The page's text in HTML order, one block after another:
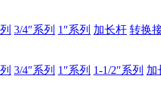
3/4″系列 1″系列 加长杆 转换
3/4″系列 1″系列 1-1/2″系列 加